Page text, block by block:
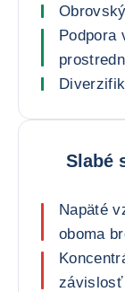
Podpora
Slabé
Napäté
oboma
závislosť